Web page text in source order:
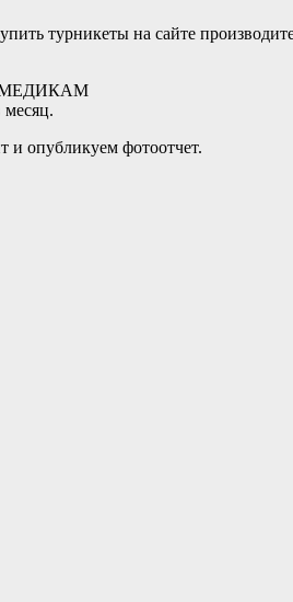
турникеты на сайте
МЕДИКАМ
и опубликуем фотоотчет.